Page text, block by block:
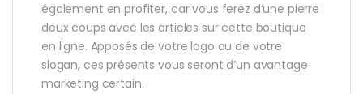
également en profiter, car vous ferez d’une pierre
deux coups avec les articles sur cette boutique
en ligne. Apposés de votre logo ou de votre
slogan, ces présents vous seront d’un avantage
marketing certain.